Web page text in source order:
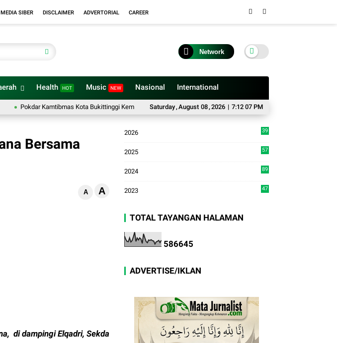
SIBER DISCLAIMER ADVERTORIAL CAREER
Network
Health HOT Music NEW Nasional International
Saturday,August 08,2026 | 7:12 07 PM
Pokdar Kamtibmas Kota Bukittinggi Kembali Aktif, Kepengurusan Baru Segera Dilantik Anggota DPRD Sumbar
Bersama
A A
di dampingi Elqadri, Sekda
2026
39
2025
57
2024
89
2023 47
TOTAL TAYANGAN HALAMAN
586645
ADVERTISE/IKLAN